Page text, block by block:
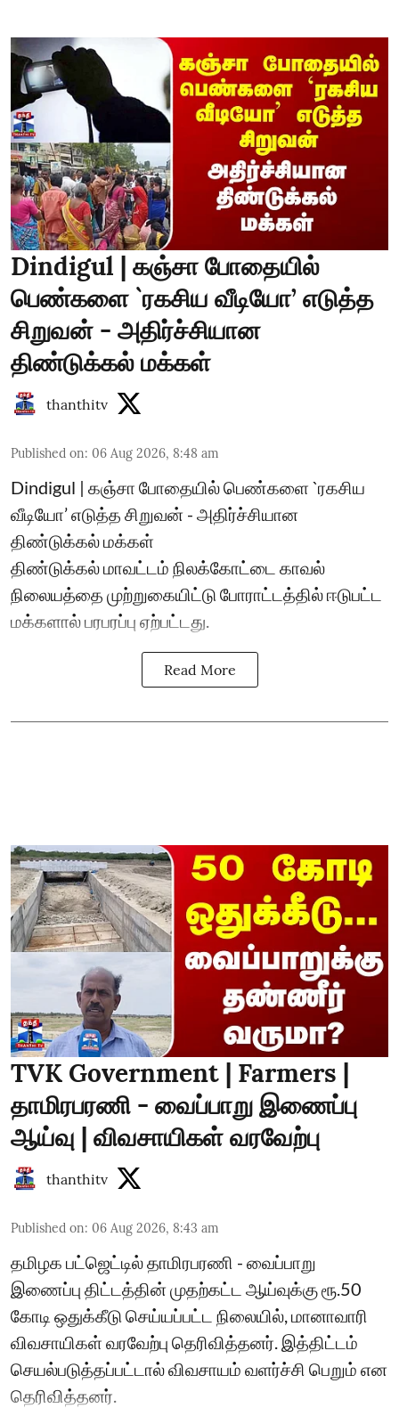
Dindigul | கஞ்சா போதையில்
பெண்களை `ரகசிய வீடியோ’ எடுத்த
சிறுவன் - அதிர்ச்சியான
திண்டுக்கல் மக்கள்
thanthitv
Published on: 06 Aug 2026, 8:48 am
Dindigul | கஞ்சா போதையில் பெண்களை `ரகசிய
வீடியோ’ எடுத்த சிறுவன் - அதிர்ச்சியான
திண்டுக்கல் மக்கள்
திண்டுக்கல் மாவட்டம் நிலக்கோட்டை காவல்
நிலையத்தை முற்றுகையிட்டு போராட்டத்தில் ஈடுபட்ட
மக்களால் பரபரப்பு ஏற்பட்டது.
Read More
TVK Government | Farmers |
தாமிரபரணி - வைப்பாறு இணைப்பு
ஆய்வு | விவசாயிகள் வரவேற்பு
thanthitv
Published on: 06 Aug 2026, 8:43 am
தமிழக பட்ஜெட்டில் தாமிரபரணி - வைப்பாறு
இணைப்பு திட்டத்தின் முதற்கட்ட ஆய்வுக்கு ரூ.50
கோடி ஒதுக்கீடு செய்யப்பட்ட நிலையில், மானாவாரி
விவசாயிகள் வரவேற்பு தெரிவித்தனர். இத்திட்டம்
செயல்படுத்தப்பட்டால் விவசாயம் வளர்ச்சி பெறும் என
தெரிவித்தனர்.